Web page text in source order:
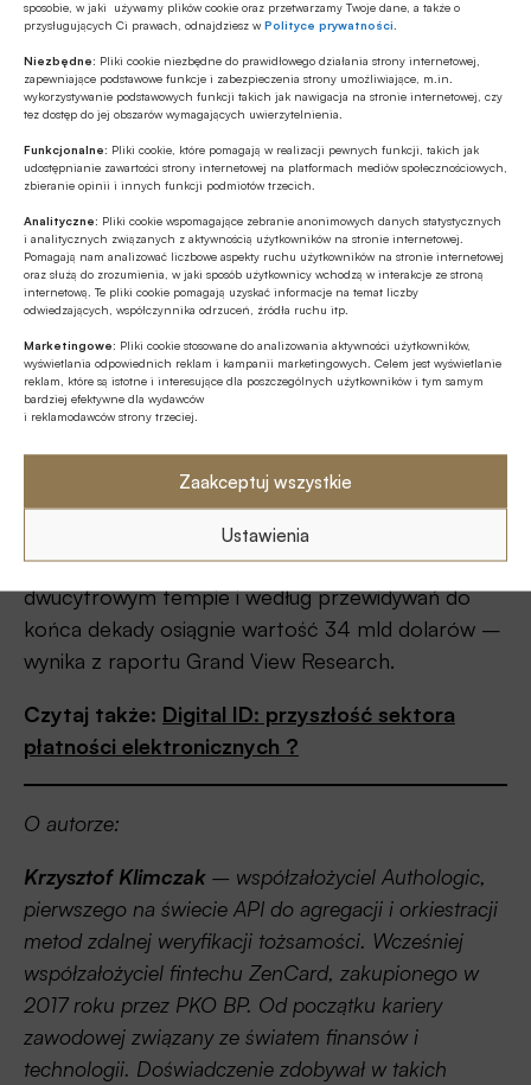
sposobie, w jaki używamy plików cookie oraz przetwarzamy Twoje dane, a także o
przysługujących Ci prawach, odnajdziesz wPolityce prywatności
Niezbędne: Pliki cookie niezbędne do prawidłowego działania strony internetowej,
zapewniające podstawowe funkcje i zabezpieczenia strony umożliwiające, m.in.
wykorzystywanie podstawowych funkcji takich jak nawigacja na stronie internetowej, czy
tez dostęp do jej obszarów wymagających uwierzytelnienia.
Funkcjonalne: Pliki cookie, które pomagają w realizacji pewnych funkcji, takich jak
udostępnianie zawartości strony internetowej na platformach mediów społecznościowych,
zbieranie opinii i innych funkcji podmiotów trzecich.
Analityczne: Pliki cookie wspomagające zebranie anonimowych danych statystycznych
i analitycznych związanych z aktywnością użytkowników na stronie internetowej.
Pomagają nam analizować liczbowe aspekty ruchu użytkowników na stronie internetowej
oraz służą do zrozumienia, w jaki sposób użytkownicy wchodzą w interakcje ze stroną
internetową. Te pliki cookie pomagają uzyskać informacje na temat liczby
odwiedzających, współczynnika odrzuceń, źródła ruchu itp.
Marketingowe: Pliki cookie stosowane do analizowania aktywności użytkowników,
wyświetlania odpowiednich reklam i kampanii marketingowych. Celem jest wyświetlanie
reklam, które są istotne i interesujące dla poszczególnych użytkowników i tym samym
bardziej efektywne dla wydawców
i reklamodawców strony trzeciej.
Zaakceptuj wszystkie
Ustawienia
komercyjnych serwisów i platform – które
wymagają np. potwierdzenia wieku użytkownika –
stanie się o wiele prostszy i szybszy. Oczywiście to
sam użytkownik zadecyduje o tym, jakie dane
ekosystemów jest koniecznością. Funkcjonujemy w
wielu domenach tożsamości – raz jesteśmy
pacjentem, raz obywatelem, a za moment już
klientem.
Według planu Digital Compass, do 2030 roku,
czterech na pięciu Europejczyków będzie
korzystało z tożsamości cyfrowej. Jak wynika z
analizy firmy Oliver Wyman z 2021, na Starym
programy tożsamości cyfrowej. Jednak tylko pięć
posiada programy uznawane za dojrzałe.
Globalny rynek weryfikacji tożsamości rozwija się w
dwucyfrowym tempie i według przewidywań do
końca dekady osiągnie wartość 34 mld dolarów –
wynika z raportu Grand View Research.
Czytaj także: Digital ID: przyszłość sektora
płatności elektronicznych ?
O autorze:
Krzysztof Klimczak– współzałożyciel Authologic,
pierwszego na świecie API do agregacji i orkiestracji
metod zdalnej weryfikacji tożsamości. Wcześniej
współzałożyciel fintechu ZenCard, zakupionego w
2017 roku przez PKO BP. Od początku kariery
zawodowej związany ze światem finansów i
technologii. Doświadczenie zdobywał w takich